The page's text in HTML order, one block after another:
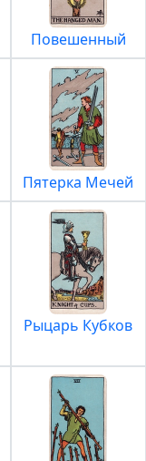
Повешенный
Пятерка Мечей
Рыцарь Кубков